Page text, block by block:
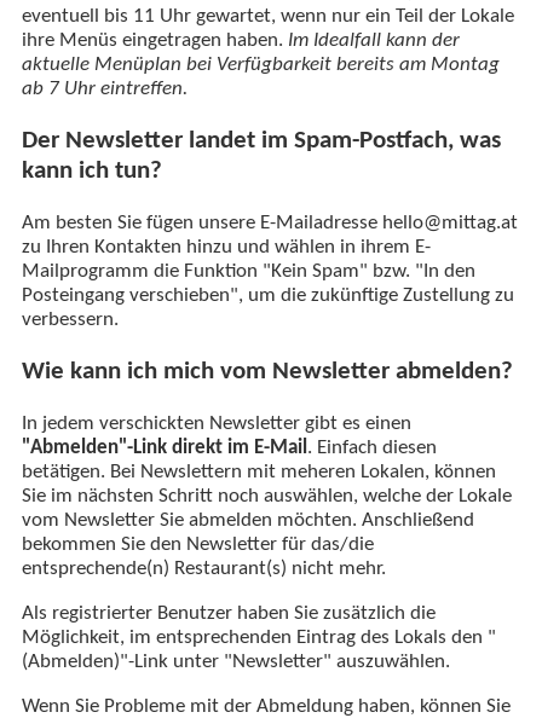
eventuell bis 11 Uhr gewartet, wenn nur ein Teil der Lokale
ihre Menüs eingetragen haben. Im Idealfall kann der
aktuelle Menüplan bei Verfügbarkeit bereits am Montag
ab 7 Uhr eintreffen.
Der Newsletter landet im Spam-Postfach, was
kann ich tun?
Am besten Sie fügen unsere E-Mailadresse hello@mittag.at
zu Ihren Kontakten hinzu und wählen in ihrem E-
Mailprogramm die Funktion "Kein Spam" bzw. "In den
Posteingang verschieben", um die zukünftige Zustellung zu
verbessern.
Wie kann ich mich vom Newsletter abmelden?
In jedem verschickten Newsletter gibt es einen
"Abmelden"-Link direkt im E-Mail. Einfach diesen
betätigen. Bei Newslettern mit meheren Lokalen, können
Sie im nächsten Schritt noch auswählen, welche der Lokale
vom Newsletter Sie abmelden möchten. Anschließend
bekommen Sie den Newsletter für das/die
entsprechende(n) Restaurant(s) nicht mehr.
Als registrierter Benutzer haben Sie zusätzlich die
Möglichkeit, im entsprechenden Eintrag des Lokals den "
(Abmelden)"-Link unter "Newsletter" auszuwählen.
Wenn Sie Probleme mit der Abmeldung haben, können Sie